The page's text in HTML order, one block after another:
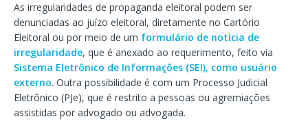
As irregularidades de propaganda eleitoral podem ser
denunciadas ao juízo eleitoral, diretamente no Cartório
Eleitoral ou por meio de um formulário de notícia de
irregularidade, que é anexado ao requerimento, feito via
Sistema Eletrônico de Informações (SEI), como usuário
externo. Outra possibilidade é com um Processo Judicial
Eletrônico (PJe), que é restrito a pessoas ou agremiações
assistidas por advogado ou advogada.